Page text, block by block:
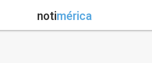
notimérica